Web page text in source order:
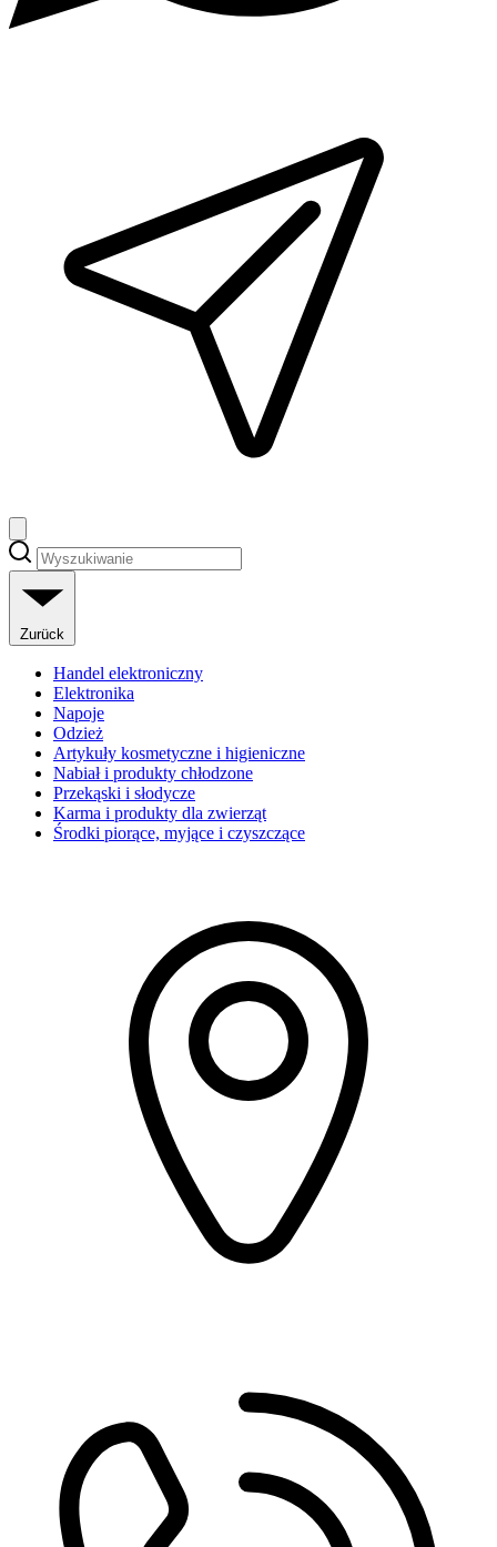
Zurück
Handel elektroniczny
Elektronika
Napoje
Odzież
Artykuły kosmetyczne i higieniczne
Nabiał i produkty chłodzone
Przekąski i słodycze
Karma i produkty dla zwierząt
Środki piorące, myjące i czyszczące